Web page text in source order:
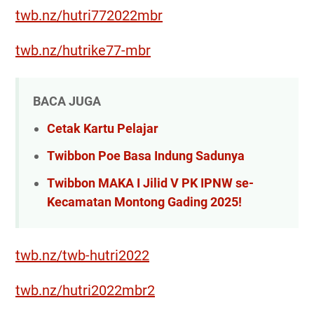
twb.nz/hutri772022mbr
twb.nz/hutrike77-mbr
BACA JUGA
Cetak Kartu Pelajar
Twibbon Poe Basa Indung Sadunya
Twibbon MAKA I Jilid V PK IPNW se-
Kecamatan Montong Gading 2025!
twb.nz/twb-hutri2022
twb.nz/hutri2022mbr2